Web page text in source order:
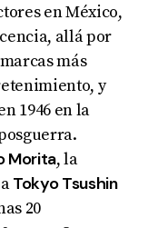
en México,
allá por
más
y
1946 en la
Morita, la
Tokyo Tsushin
20